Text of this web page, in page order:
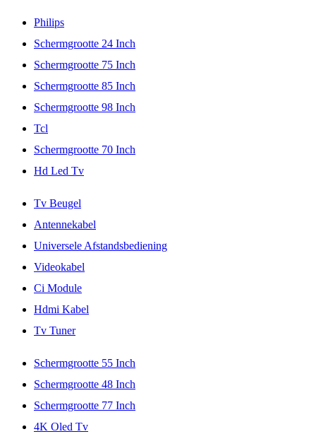
Philips
Schermgrootte 24 Inch
Schermgrootte 75 Inch
Schermgrootte 85 Inch
Schermgrootte 98 Inch
Tcl
Schermgrootte 70 Inch
Hd Led Tv
Tv Beugel
Antennekabel
Universele Afstandsbediening
Videokabel
Ci Module
Hdmi Kabel
Tv Tuner
Schermgrootte 55 Inch
Schermgrootte 48 Inch
Schermgrootte 77 Inch
4K Oled Tv